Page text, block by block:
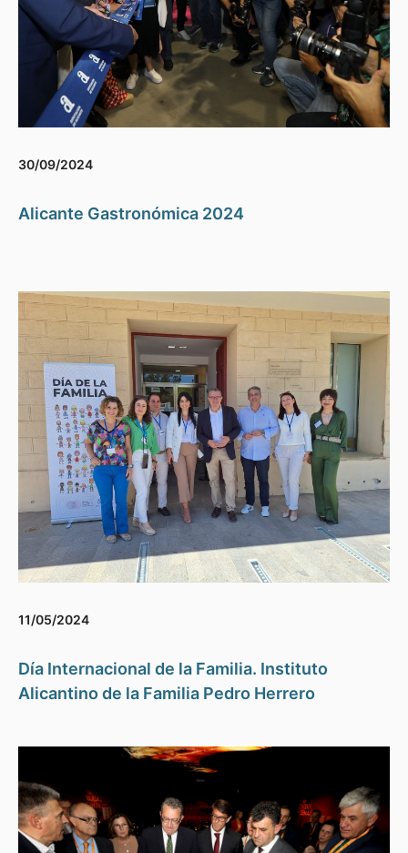
30/09/2024
Alicante Gastronómica 2024
11/05/2024
Día Internacional de la Familia. Instituto
Alicantino de la Familia Pedro Herrero